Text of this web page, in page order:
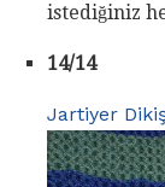
istediğiniz
14/14
Jartiyer